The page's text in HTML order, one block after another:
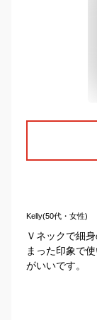
Kelly(50代・女性)
Ｖネックで細
まった印象で
がいいです。